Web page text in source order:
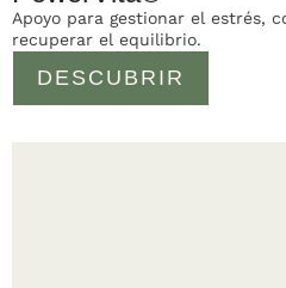
DESCUBRIR
Apoyo para gestionar el estrés,
recuperar el equilibrio.